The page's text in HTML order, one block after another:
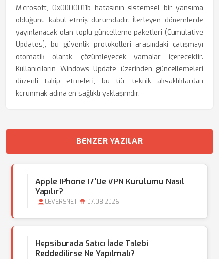
Microsoft, 0x0000011b hatasının sistemsel bir yansıma
olduğunu kabul etmiş durumdadır. İlerleyen dönemlerde
yayınlanacak olan toplu güncelleme paketleri (Cumulative
Updates), bu güvenlik protokolleri arasındaki çatışmayı
otomatik olarak çözümleyecek yamalar içerecektir.
Kullanıcıların Windows Update üzerinden güncellemeleri
düzenli takip etmeleri, bu tür teknik aksaklıklardan
korunmak adına en sağlıklı yaklaşımdır.
BENZER YAZILAR
Apple IPhone 17'de VPN Kurulumu Nasıl
Yapılır?
LEVERSNET 07.08.2026
Hepsiburada Satıcı İade Talebi
Reddedilirse Ne Yapılmalı?